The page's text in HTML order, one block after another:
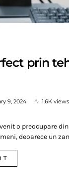
prin
9, 2024
1.6K views
o preocupare
deoarece un